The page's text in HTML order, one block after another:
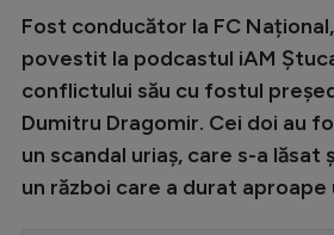
Champions League
Europa League
Conference League
CM 2026
Premier League
Fost conducător la FC
povestit la podcastul iAM
conflictului său cu fostul
Dumitru Dragomir. Cei doi au
un scandal uriaș, care s-a lăsat
un război care a durat aproape